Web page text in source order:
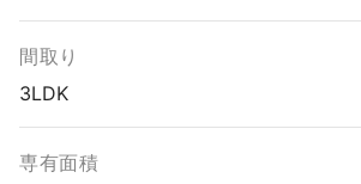
間取り
3LDK
専有面積